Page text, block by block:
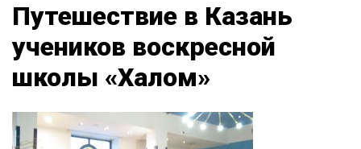
Путешествие в Казань
учеников воскресной
школы «Халом»